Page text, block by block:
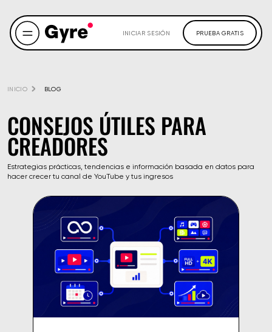
INICIAR SESIÓN PRUEBA GRATIS
INICIO BLOG
CONSEJOS ÚTILES PARA
CREADORES
Estrategias prácticas, tendencias e información basada en datos para
hacer crecer tu canal de YouTube y tus ingresos